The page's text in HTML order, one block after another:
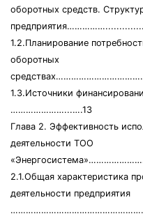
оборотных средств.
1.2.Планирование
оборотных
1.3.Источники
…………………...….13
Глава 2. Эффективность
деятельности ТОО
2.1.Общая характеристика
деятельности предприятия